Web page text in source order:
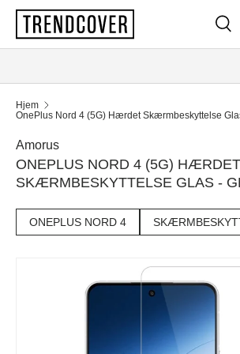
SPRING TIL INDHOLD
Søg
Søg
Hjem
OnePlus Nord 4 (5G) Hærdet Skærmbeskyttelse
Amorus
ONEPLUS NORD 4 (5G) HÆRDET
SKÆRMBESKYTTELSE GLAS -
ONEPLUS NORD 4